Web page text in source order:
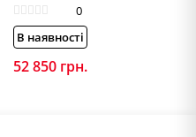
0
В наявності
52 850 грн.